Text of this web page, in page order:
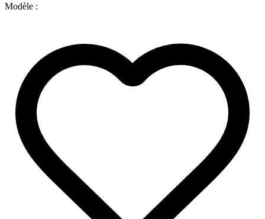
Modèle :